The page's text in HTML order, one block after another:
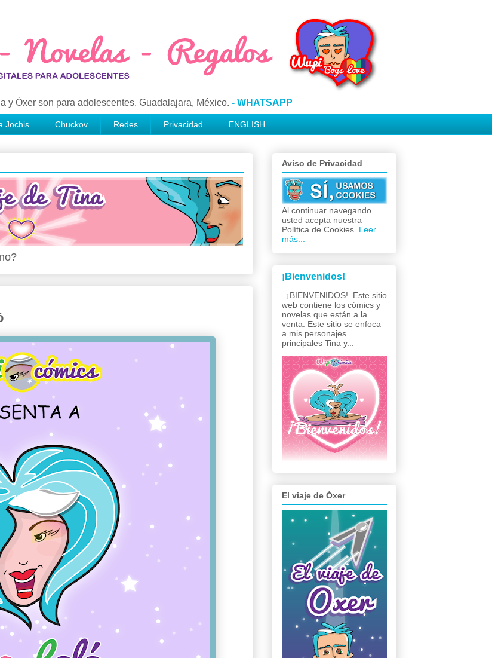
y Óxer son para adolescentes. Guadalajara, México. - WHATSAPP
Jochis Chuckov Redes Privacidad ENGLISH
Aviso de Privacidad
Al continuar navegando
usted acepta nuestra
Política de Cookies. Leer
más...
¡Bienvenidos!
¡BIENVENIDOS! Este sitio
web contiene los cómics y
novelas que están a la
venta. Este sitio se enfoca
a mis personajes
principales Tina y...
El viaje de Óxer